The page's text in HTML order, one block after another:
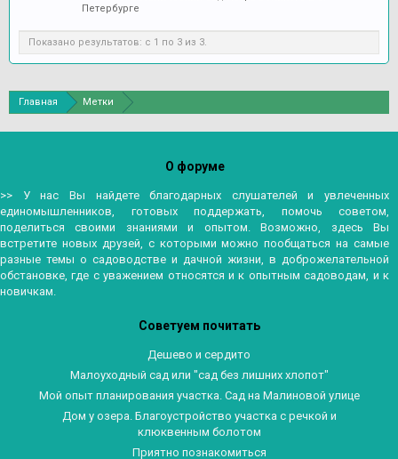
Петербурге
Показано результатов: с 1 по 3 из 3.
Главная Метки
О форуме
>> У нас Вы найдете благодарных слушателей и увлеченных
единомышленников, готовых поддержать, помочь советом,
поделиться своими знаниями и опытом. Возможно, здесь Вы
встретите новых друзей, с которыми можно пообщаться на самые
разные темы о садоводстве и дачной жизни, в доброжелательной
обстановке, где с уважением относятся и к опытным садоводам, и к
новичкам.
Советуем почитать
Дешево и сердито
Малоуходный сад или "сад без лишних хлопот"
Мой опыт планирования участка. Сад на Малиновой улице
Дом у озера. Благоустройство участка с речкой и
клюквенным болотом
Приятно познакомиться